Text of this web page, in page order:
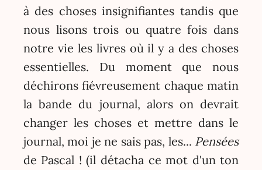
à des choses insignifiantes tandis que
nous lisons trois ou quatre fois dans
notre vie les livres où il y a des choses
essentielles. Du moment que nous
déchirons fiévreusement chaque matin
la bande du journal, alors on devrait
changer les choses et mettre dans le
journal, moi je ne sais pas, les... Pensées
de Pascal ! (il détacha ce mot d'un ton